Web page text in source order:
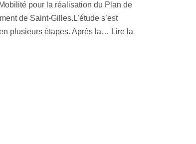
pour la réalisation du Plan de
de Saint-Gilles.L’étude s’est
plusieurs étapes. Après la… Lire la